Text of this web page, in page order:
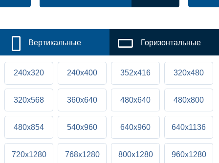
Вертикальные Горизонтальные
240x320 240x400 352x416 320x480
320x568 360x640 480x640 480x800
480x854 540x960 640x960 640x1136
720x1280 768x1280 800x1280 960x1280